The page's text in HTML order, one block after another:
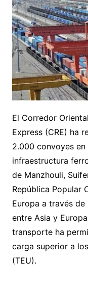
El Corredor
Express (CRE) ha
2.000 convoyes
infraestructura
de Manzhouli,
República Popular
Europa a través
entre Asia y
transporte ha
carga superior a
(TEU).